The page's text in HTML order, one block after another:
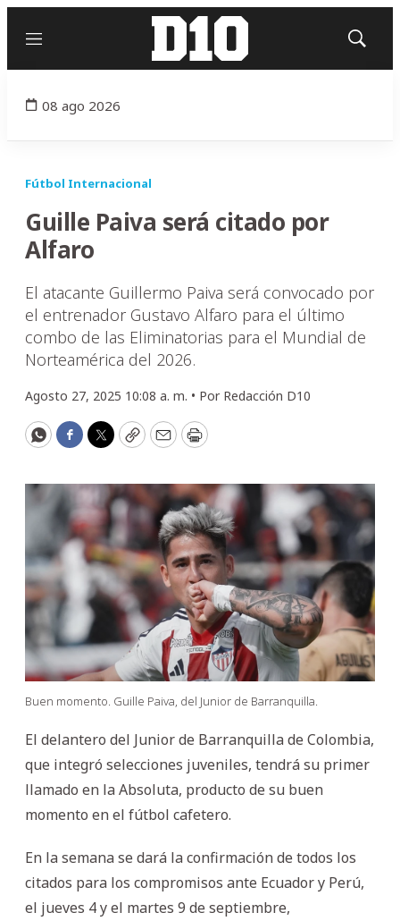
Menú
Mostrar
08 ago 2026
Fútbol Internacional
Guille Paiva será citado por
Alfaro
El atacante Guillermo Paiva será convocado por
el entrenador Gustavo Alfaro para el último
combo de las Eliminatorias para el Mundial de
Norteamérica del 2026.
Agosto 27, 2025 10:08 a. m. • Por Redacción D10
WhatsApp
Facebook
Twitter
CopyEmailPrint
Buen momento. Guille Paiva, del Junior de Barranquilla.
El delantero del Junior de Barranquilla de Colombia,
que integró selecciones juveniles, tendrá su primer
llamado en la Absoluta, producto de su buen
momento en el fútbol cafetero.
En la semana se dará la confirmación de todos los
citados para los compromisos ante Ecuador y Perú,
el jueves 4 y el martes 9 de septiembre,